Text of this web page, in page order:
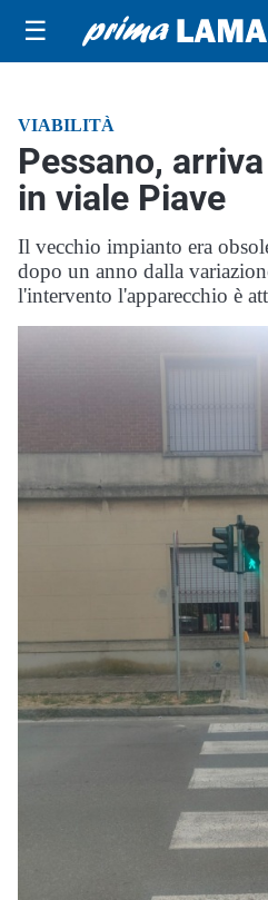
☰
VIABILITÀ
Pessano,
in viale Piave
Il vecchio impianto era
dopo un anno dalla
l'intervento l'apparecchio è